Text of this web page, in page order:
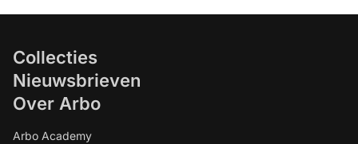
Collecties
Nieuwsbrieven
Over Arbo
Arbo Academy